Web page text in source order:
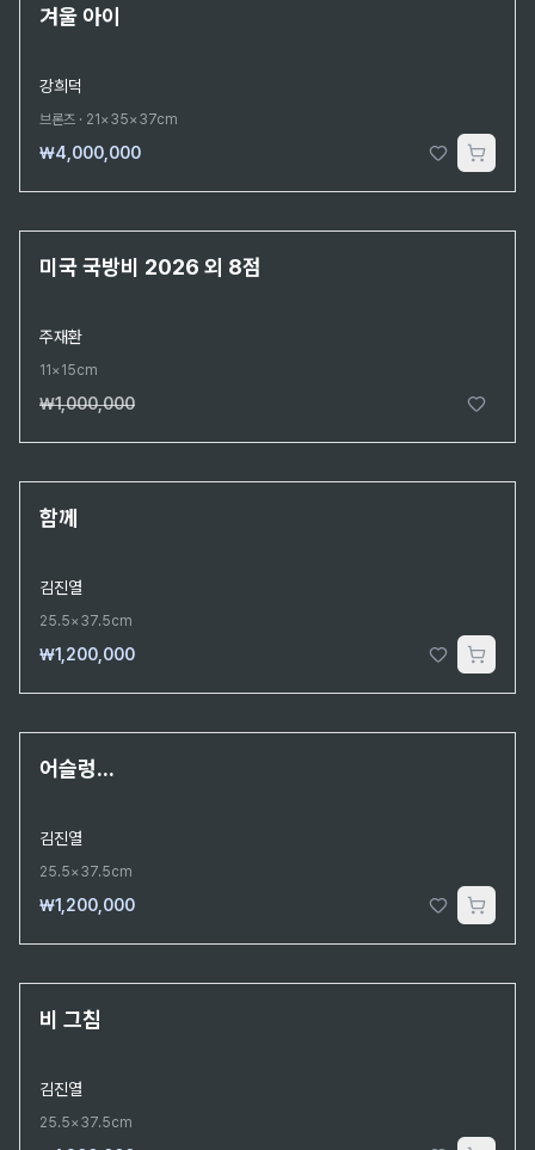
단 1점뿐인 조각
겨울 아이
강희덕
브론즈 · 21×35×37cm
₩4,000,000
2026.7.27 판매
미국 국방비 2026 외 8점
주재환
11×15cm
₩1,000,000
단 1점뿐인 원작
함께
김진열
25.5×37.5cm
₩1,200,000
단 1점뿐인 원작
어슬렁...
김진열
25.5×37.5cm
₩1,200,000
단 1점뿐인 원작
비 그침
김진열
25.5×37.5cm